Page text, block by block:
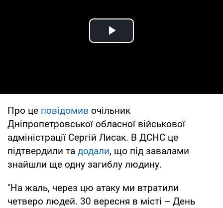
Play Video
Про це повідомив очільник
Дніпропетровської обласної військової
адміністрації Сергій Лисак. В ДСНС це
підтвердили та додали, що під завалами
знайшли ще одну загиблу людину.
"На жаль, через цю атаку ми втратили
четверо людей. 30 вересня в місті – День